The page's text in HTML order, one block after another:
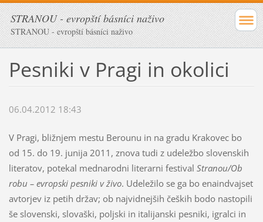
STRANOU - evropští básníci naživo
STRANOU - evropští básníci naživo
Pesniki v Pragi in okolici
06.04.2012 18:43
V Pragi, bližnjem mestu Berounu in na gradu Krakovec bo
od 15. do 19. junija 2011, znova tudi z udeležbo slovenskih
literatov, potekal mednarodni literarni festival Stranou/Ob
robu – evropski pesniki v živo. Udeležilo se ga bo enaindvajset
avtorjev iz petih držav; ob najvidnejših čeških bodo nastopili
še slovenski, slovaški, poljski in italijanski pesniki, igralci in